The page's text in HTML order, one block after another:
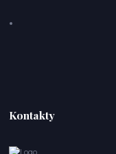
Kontakty